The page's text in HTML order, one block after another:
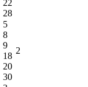
22
28
5
8
9
18
20
30
2